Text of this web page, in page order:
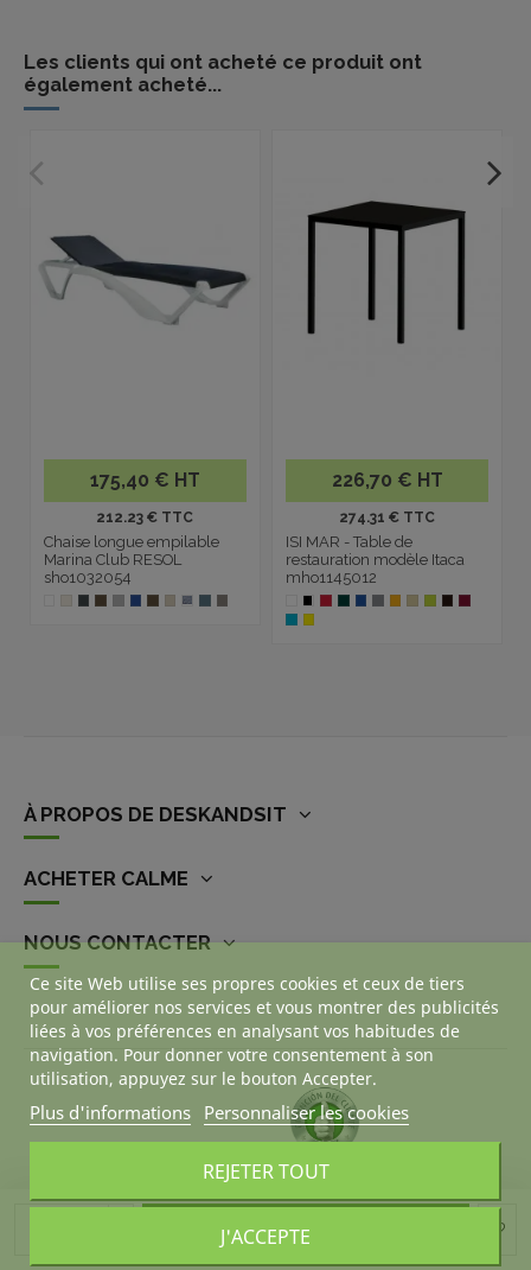
Ajouter au panier
Les clients qui ont acheté ce produit ont
également acheté...
175,40 € HT
212.23 € TTC
Chaise longue empilable
Marina Club RESOL
sho1032054
226,70 € HT
274.31 € TTC
ISI MAR - Table de
restauration modèle Itaca
mho1145012
À PROPOS DE DESKANDSIT
ACHETER CALME
NOUS CONTACTER
Ce site Web utilise ses propres cookies et ceux de tiers
pour améliorer nos services et vous montrer des publicités
liées à vos préférences en analysant vos habitudes de
navigation. Pour donner votre consentement à son
utilisation, appuyez sur le bouton Accepter.
Plus d'informations Personnaliser les cookies
REJETER TOUT
J'ACCEPTE